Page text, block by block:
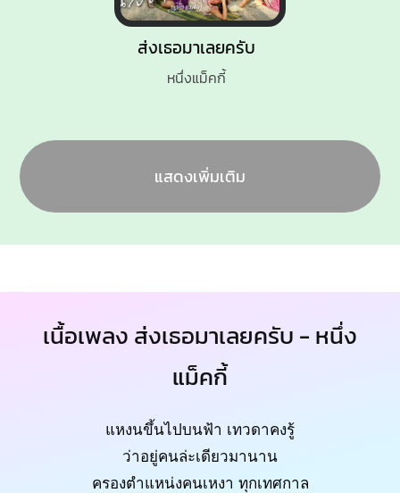
ส่งเธอมาเลยครับ
หนึ่งแม็คกี้
แสดงเพิ่มเติม
เนื้อเพลง ส่งเธอมาเลยครับ - หนึ่ง
แม็คกี้
แหงนขึ้นไปบนฟ้า เทวดาคงรู้
ว่าอยู่คนล่ะเดียวมานาน
ครองตำแหน่งคนเหงา ทุกเทศกาล